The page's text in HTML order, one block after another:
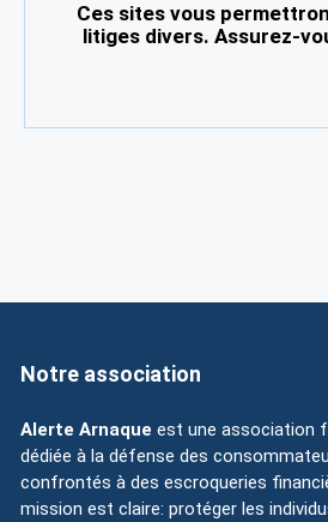
Ces sites vous
litiges divers. Assurez-
Notre association
Alerte Arnaque est une association
dédiée à la défense des
confrontés à des escroqueries
mission est claire: protéger les